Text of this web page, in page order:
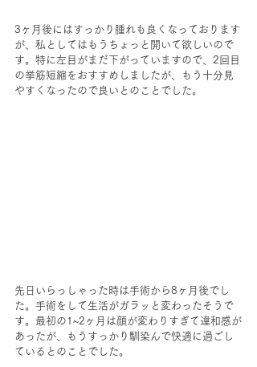
3ヶ月後にはすっかり腫れも良くなっております
が、私としてはもうちょっと開いて欲しいので
す。特に左目がまだ下がっていますので、2回目
の挙筋短縮をおすすめしましたが、もう十分見
やすくなったので良いとのことでした。
先日いらっしゃった時は手術から8ヶ月後でし
た。手術をして生活がガラッと変わったそうで
す。最初の1~2ヶ月は顔が変わりすぎて違和感が
あったが、もうすっかり馴染んで快適に過ごし
ているとのことでした。